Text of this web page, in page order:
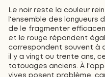
Le noir reste la couleur
l'ensemble des longueurs
de le fragmenter
et le rouge répondent
correspondent souvent à
il y a vingt ou trente ans,
tatouages anciens. À
vives posent problème,